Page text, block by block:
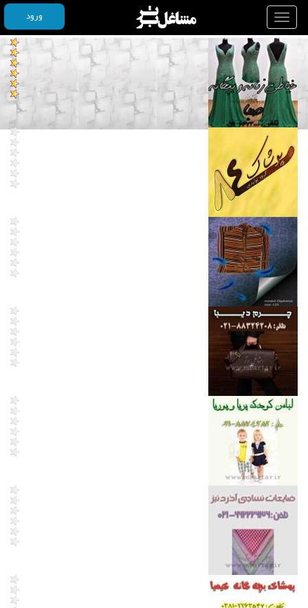
Toggle
navigation
ورود